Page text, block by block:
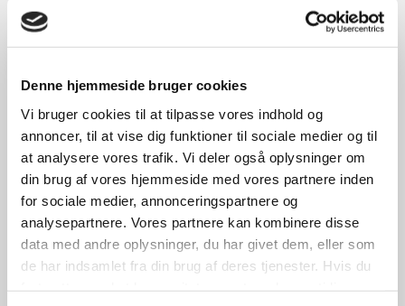
Denne hjemmeside bruger cookies
Vi bruger cookies til at tilpasse vores indhold og
annoncer, til at vise dig funktioner til sociale medier og til
at analysere vores trafik. Vi deler også oplysninger om
din brug af vores hjemmeside med vores partnere inden
for sociale medier, annonceringspartnere og
analysepartnere. Vores partnere kan kombinere disse
data med andre oplysninger, du har givet dem, eller som
de har indsamlet fra din brug af deres tjenester. Hvis du
8.500,00
Tilføj til kurv
B 99cm /H 209cm
1stk. på lager